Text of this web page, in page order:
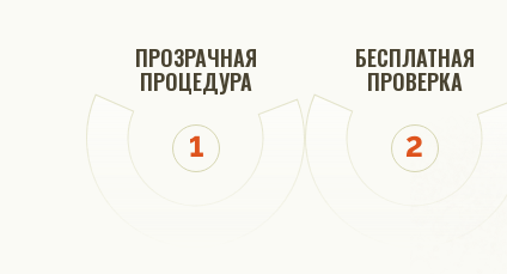
ПРОЗРАЧНАЯ
ПРОЦЕДУРА
БЕСПЛАТНАЯ
ПРОВЕРКА